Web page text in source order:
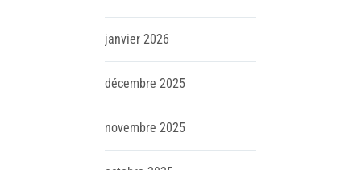
janvier 2026
décembre 2025
novembre 2025